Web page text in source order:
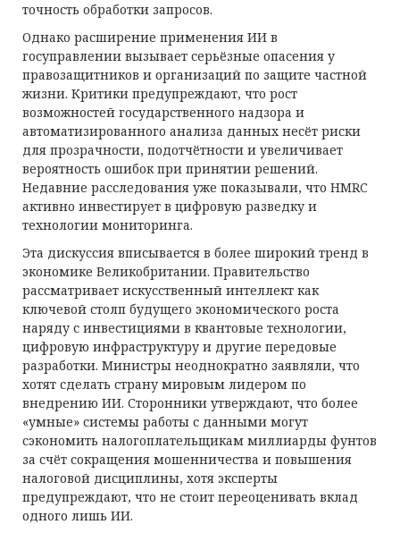
точность обработки запросов.
Однако расширение применения ИИ в
госуправлении вызывает серьёзные опасения у
правозащитников и организаций по защите частной
жизни. Критики предупреждают, что рост
возможностей государственного надзора и
автоматизированного анализа данных несёт риски
для прозрачности, подотчётности и увеличивает
вероятность ошибок при принятии решений.
Недавние расследования уже показывали, что HMRC
активно инвестирует в цифровую разведку и
технологии мониторинга.
Эта дискуссия вписывается в более широкий тренд в
экономике Великобритании. Правительство
рассматривает искусственный интеллект как
ключевой столп будущего экономического роста
наряду с инвестициями в квантовые технологии,
цифровую инфраструктуру и другие передовые
разработки. Министры неоднократно заявляли, что
хотят сделать страну мировым лидером по
внедрению ИИ. Сторонники утверждают, что более
«умные» системы работы с данными могут
сэкономить налогоплательщикам миллиарды фунтов
за счёт сокращения мошенничества и повышения
налоговой дисциплины, хотя эксперты
предупреждают, что не стоит переоценивать вклад
одного лишь ИИ.